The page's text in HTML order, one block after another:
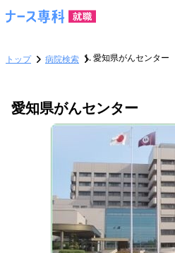
トップ 病院検索 愛知県がんセンター
愛知県がんセンター